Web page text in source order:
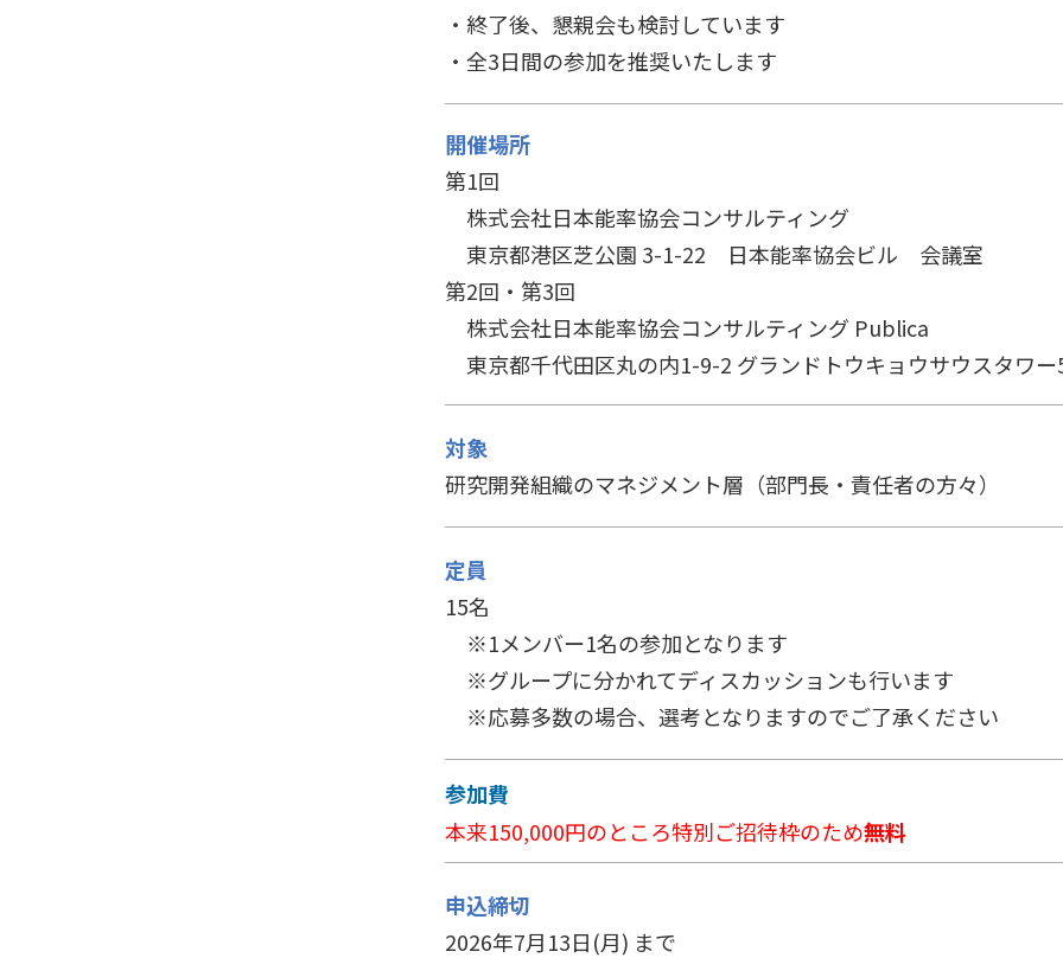
・終了後、懇親会も検討しています
・全3日間の参加を推奨いたします
開催場所
第1回
株式会社日本能率協会コンサルティング
東京都港区芝公園 3-1-22 日本能率協会ビル 会議室
第2回・第3回
株式会社日本能率協会コンサルティング Publica
東京都千代田区丸の内1-9-2 グランドトウキョウサウスタワー
対象
研究開発組織のマネジメント層（部門長・責任者の方々）
定員
15名
※1メンバー1名の参加となります
※グループに分かれてディスカッションも行います
※応募多数の場合、選考となりますのでご了承ください
参加費
本来150,000円のところ特別ご招待枠のため無料
申込締切
2026年7月13日(月) まで